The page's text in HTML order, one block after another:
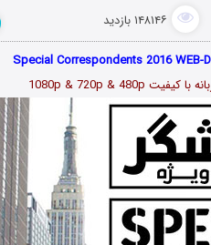
۱۴۸۱۴۶ بازدید